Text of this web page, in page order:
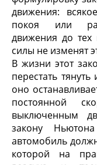
движения:
покоя или
движения до тех
силы не изменят
В жизни этот
перестать
оно
постоянной
выключенным
закону
автомобиль
которой на